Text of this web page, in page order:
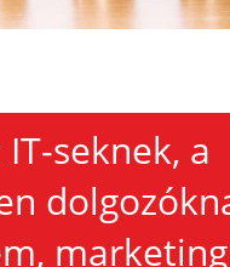
seknek, a
marketing